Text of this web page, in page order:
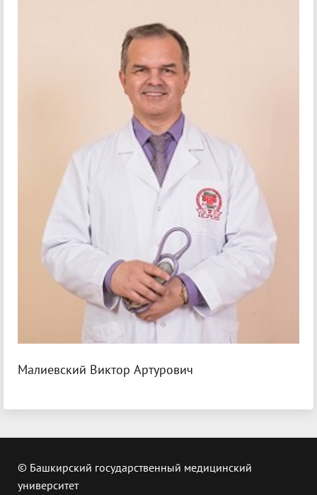
Малиевский Виктор Артурович
© Башкирский государственный медицинский
университет